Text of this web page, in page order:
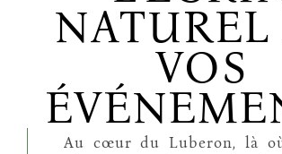
NATUREL
VOS
Au cœur du Luberon, là